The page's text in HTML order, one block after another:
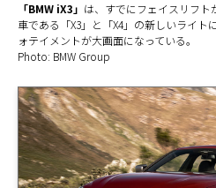
「BMW iX3」 は、すでにフェイスリフ
車である「X3」と「X4」の新しいライト
ォテイメントが大画面になっている。
Photo: BMW Group